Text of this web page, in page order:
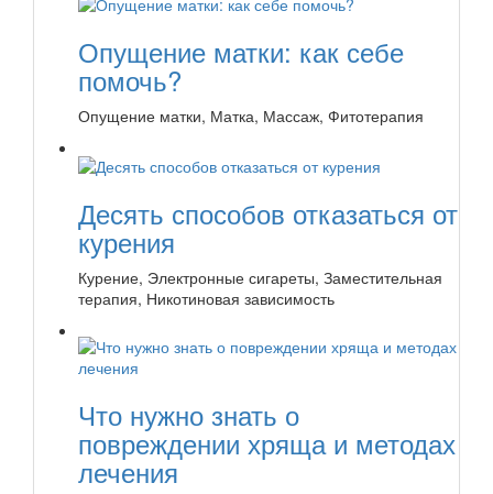
Опущение матки: как себе
помочь?
Опущение матки, Матка, Массаж, Фитотерапия
Десять способов отказаться от
курения
Курение, Электронные сигареты, Заместительная
терапия, Никотиновая зависимость
Что нужно знать о
повреждении хряща и методах
лечения